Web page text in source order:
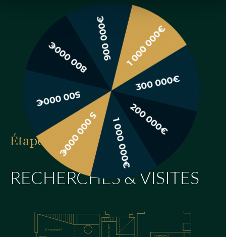
Étape 3
RECHERCHES & VISITES